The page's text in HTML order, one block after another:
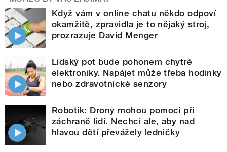
Když vám v online chatu někdo odpoví
okamžitě, zpravidla je to nějaký stroj,
prozrazuje David Menger
Lidský pot bude pohonem chytré
elektroniky. Napájet může třeba hodinky
nebo zdravotnické senzory
Robotik: Drony mohou pomoci při
záchraně lidí. Nechci ale, aby nad
hlavou dětí převážely ledničky